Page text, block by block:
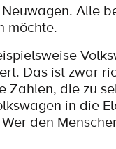
Alle
möchte.
Das ist zwar
die zu
in die
den